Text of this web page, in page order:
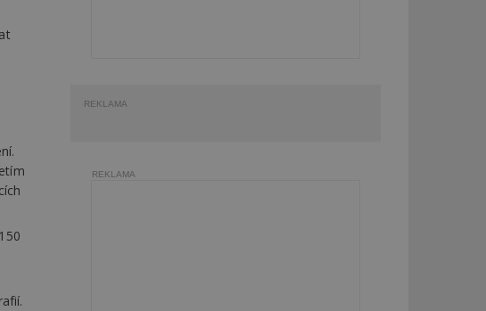
REKLAMA
REKLAMA